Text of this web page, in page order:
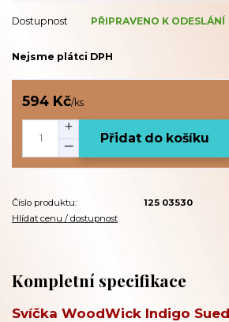
Dostupnost PŘIPRAVENO K ODESLÁNÍ
Nejsme plátci DPH
594 Kč/ks
Přidat do košíku
Číslo produktu:
125 03530
Hlídat cenu / dostupnost
Kompletní specifikace
Svíčka WoodWick Indigo